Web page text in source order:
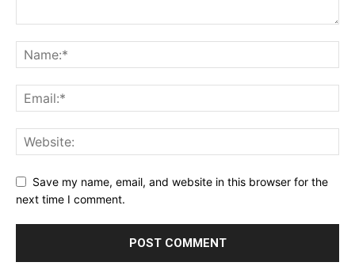
Save my name, email, and website in this browser for the
next time I comment.